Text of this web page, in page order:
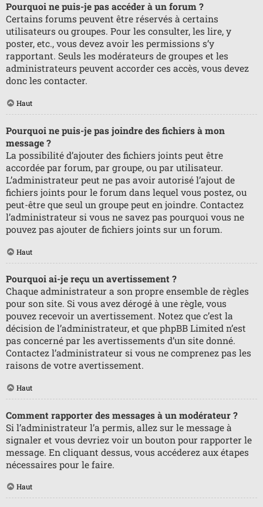
Pourquoi ne puis-je pas accéder à un forum ?
Certains forums peuvent être réservés à certains
utilisateurs ou groupes. Pour les consulter, les lire, y
poster, etc., vous devez avoir les permissions s’y
rapportant. Seuls les modérateurs de groupes et les
administrateurs peuvent accorder ces accès, vous devez
donc les contacter.
Haut
Pourquoi ne puis-je pas joindre des fichiers à mon
message ?
La possibilité d’ajouter des fichiers joints peut être
accordée par forum, par groupe, ou par utilisateur.
L’administrateur peut ne pas avoir autorisé l’ajout de
fichiers joints pour le forum dans lequel vous postez, ou
peut-être que seul un groupe peut en joindre. Contactez
l’administrateur si vous ne savez pas pourquoi vous ne
pouvez pas ajouter de fichiers joints sur un forum.
Haut
Pourquoi ai-je reçu un avertissement ?
Chaque administrateur a son propre ensemble de règles
pour son site. Si vous avez dérogé à une règle, vous
pouvez recevoir un avertissement. Notez que c’est la
décision de l’administrateur, et que phpBB Limited n’est
pas concerné par les avertissements d’un site donné.
Contactez l’administrateur si vous ne comprenez pas les
raisons de votre avertissement.
Haut
Comment rapporter des messages à un modérateur ?
Si l’administrateur l’a permis, allez sur le message à
signaler et vous devriez voir un bouton pour rapporter le
message. En cliquant dessus, vous accéderez aux étapes
nécessaires pour le faire.
Haut